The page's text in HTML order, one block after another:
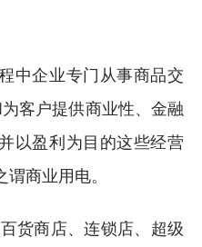
中企业专门从事商品交
客户提供商业性、金融
以盈利为目的这些经营
商业用电。
货商店、连锁店、超级